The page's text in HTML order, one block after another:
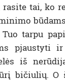
tai, ko
tarpu
pjaustyti
iš
bičiulių.